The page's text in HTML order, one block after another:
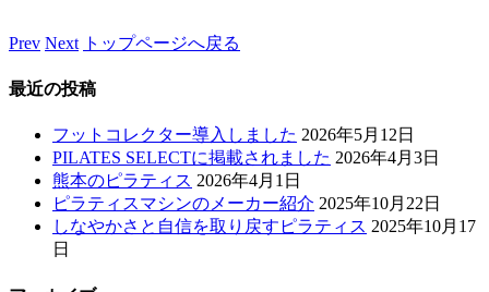
Prev Next トップページへ戻る
最近の投稿
フットコレクター導入しました 2026年5月12日
PILATES SELECTに掲載されました 2026年4月3日
熊本のピラティス 2026年4月1日
ピラティスマシンのメーカー紹介 2025年10月22日
しなやかさと自信を取り戻すピラティス 2025年10月17
日